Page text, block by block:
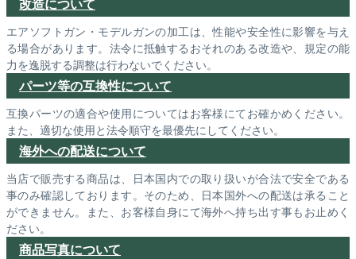
エアソフトガン・モデルガンの加工は、性能や安全性に影響を与え
る場合があります。法令に抵触するおそれのある改造や、規定の能
力を逸脱する調整は行わないでください。
パーツ等の互換性について
互換パーツの適合や使用についてはお客様にてお確かめください。
また、適切な使用と法令順守を最優先にしてください。
海外への配送について
当店で販売する商品は、日本国内での取り扱いが合法で安全である
事のみ確認しております。そのため、日本国外への配送は承ること
ができません。また、お客様自身にて海外へ持ち出す事もお止めく
ださい。
商品写真について